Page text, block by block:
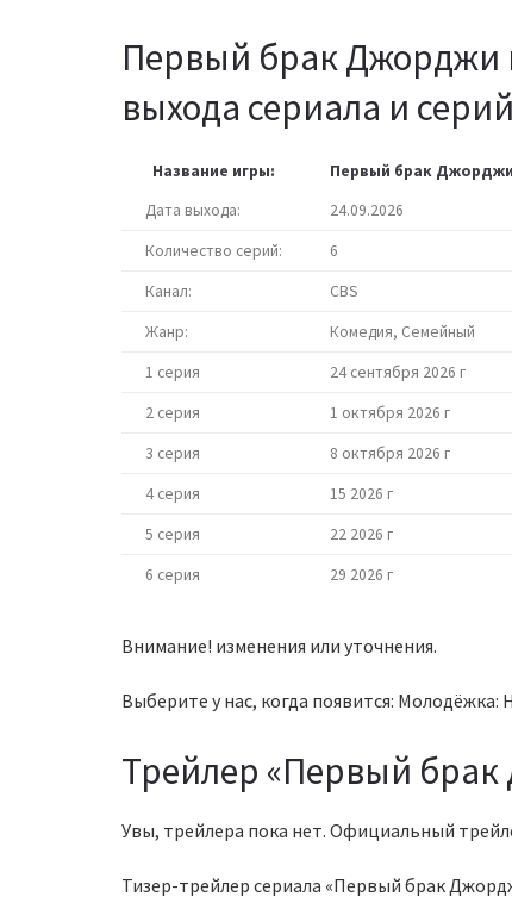
Первый брак Джорджи
выхода сериала и
Название игры:
Первый брак
Дата выхода:
24.09.2026
Количество серий:
6
Канал:
CBS
Жанр:
Комедия, Семейный
1 серия
24 сентября 2026 г
2 серия
1 октября 2026 г
3 серия
8 октября 2026 г
4 серия
15 2026 г
5 серия
22 2026 г
6 серия
29 2026 г
Внимание! изменения или уточнения.
Выберите у нас, когда появится: Молодёжка:
Трейлер «Первый
Увы, трейлера пока нет. Официальный
Тизер-трейлер сериала «Первый брак